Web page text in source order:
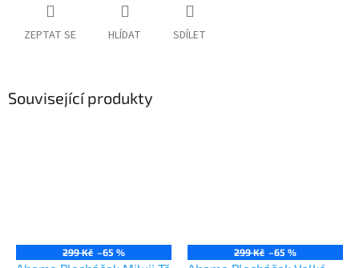
ZEPTAT SE HLÍDAT SDÍLET
Související produkty
299 Kč –65 % 299 Kč –65 %